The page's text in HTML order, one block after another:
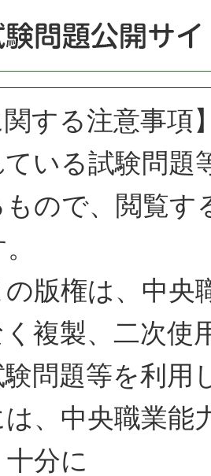
関する注意事項
いる試験問題
もので、閲覧
版権は、中央
複製、二次使
問題等を利用
、中央職業能
分に